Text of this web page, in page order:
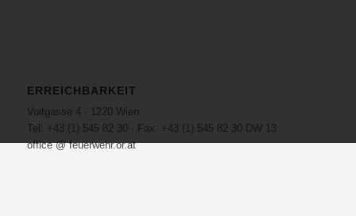
ERREICHBARKEIT
Voitgasse 4 · 1220 Wien
Tel: +43 (1) 545 82 30 · Fax: +43 (1) 545 82 30 DW 13
office @ feuerwehr.or.at